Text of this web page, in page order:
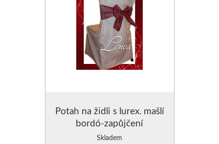
Potah na židli s lurex. mašlí
bordó-zapůjčení
Skladem